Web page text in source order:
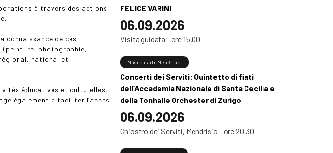
à travers des actions
connaissance de ces
photographie,
national et
éducatives et culturelles,
également à faciliter l’accès
FELICE VARINI
06.09.2026
Visita guidata - ore 15.00
Concerti dei Serviti: Quintetto di fiati
dell’Accademia Nazionale di Santa Cecilia e
della Tonhalle Orchester di Zurigo
06.09.2026
Museo d’arte Mendrisio
Chiostro dei Serviti, Mendrisio - ore 20.30